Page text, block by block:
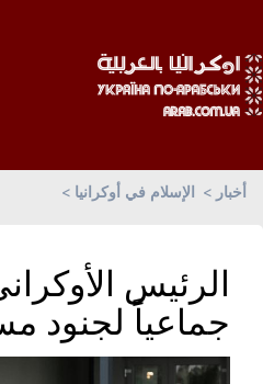
أخبار الإسلام في أوكرانيا
الرئيس
جماعياً لجنود